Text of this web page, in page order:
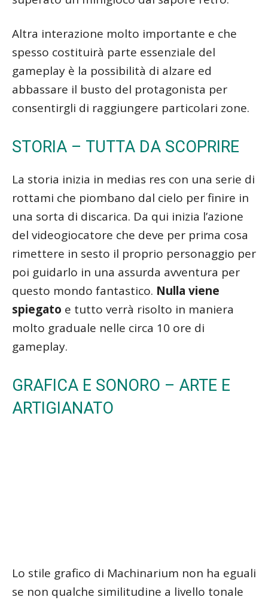
Altra interazione molto importante e che
spesso costituirà parte essenziale del
gameplay è la possibilità di alzare ed
abbassare il busto del protagonista per
consentirgli di raggiungere particolari zone.
STORIA – TUTTA DA SCOPRIRE
La storia inizia in medias res con una serie di
rottami che piombano dal cielo per finire in
una sorta di discarica. Da qui inizia l’azione
del videogiocatore che deve per prima cosa
rimettere in sesto il proprio personaggio per
poi guidarlo in una assurda avventura per
questo mondo fantastico. Nulla viene
spiegato e tutto verrà risolto in maniera
molto graduale nelle circa 10 ore di
gameplay.
GRAFICA E SONORO – ARTE E
ARTIGIANATO
Lo stile grafico di Machinarium non ha eguali
se non qualche similitudine a livello tonale